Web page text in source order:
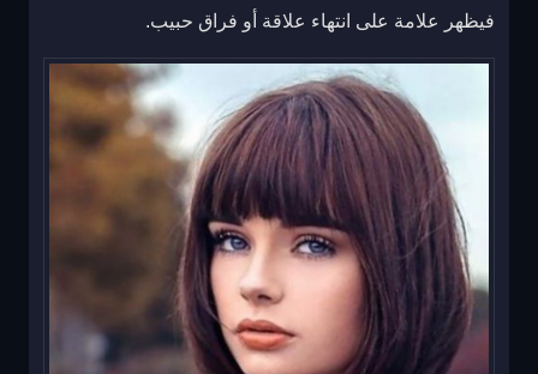
فيظهر علامة على انتهاء علاقة أو فراق حبيب.